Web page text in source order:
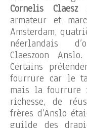
Cornelis Claesz
armateur et
Amsterdam,
néerlandais
Claeszoon
Certains
fourrure car le
mais la fourrure
richesse, de
frères d’Anslo
guilde des